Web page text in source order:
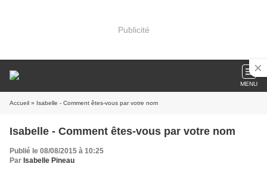
Publicité
MENU
Accueil » Isabelle - Comment êtes-vous par votre nom
Isabelle - Comment êtes-vous par votre nom
Publié le 08/08/2015 à 10:25
Par Isabelle Pineau